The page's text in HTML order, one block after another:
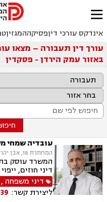

אינדקס עורכי דיןפסיקההמגזין
עורך דין תעבורה – מצאו
באזור עמק הירדן - פסקדין
עובדיה שמחי
המחתרת 18, אבן יהודה
המשרד עוסק
דיני חוזים,
הסכמי ממון,
דיני משפחה ,
ליצירת קשר: